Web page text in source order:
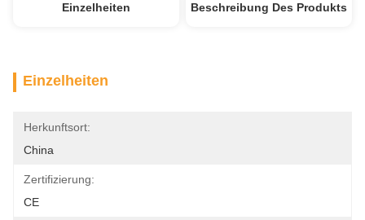
Einzelheiten Beschreibung Des Produkts
Einzelheiten
Herkunftsort:
China
Zertifizierung:
CE